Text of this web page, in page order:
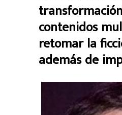
contenidos
retomar la
además de